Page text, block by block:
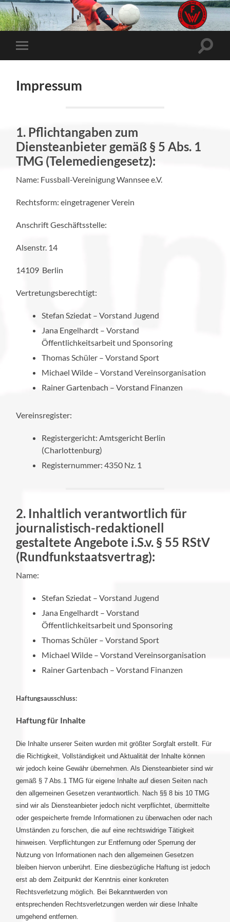
Mobile-
Menü
Impressum
1. Pflichtangaben zum
Diensteanbieter gemäß § 5 Abs. 1
TMG (Telemediengesetz):
Name: Fussball-Vereinigung Wannsee e.V.
Rechtsform: eingetragener Verein
Anschrift Geschäftsstelle:
Alsenstr. 14
14109 Berlin
Vertretungsberechtigt:
Stefan Sziedat – Vorstand Jugend
Jana Engelhardt – Vorstand
Öffentlichkeitsarbeit und Sponsoring
Thomas Schüler – Vorstand Sport
Michael Wilde – Vorstand Vereinsorganisation
Rainer Gartenbach – Vorstand Finanzen
Vereinsregister:
Registergericht: Amtsgericht Berlin
(Charlottenburg)
Registernummer: 4350 Nz. 1
2. Inhaltlich verantwortlich für
journalistisch-redaktionell
gestaltete Angebote i.S.v. § 55 RStV
(Rundfunkstaatsvertrag):
Name:
Stefan Sziedat – Vorstand Jugend
Jana Engelhardt – Vorstand
Öffentlichkeitsarbeit und Sponsoring
Thomas Schüler – Vorstand Sport
Michael Wilde – Vorstand Vereinsorganisation
Rainer Gartenbach – Vorstand Finanzen
Haftungsausschluss:
Haftung für Inhalte
Die Inhalte unserer Seiten wurden mit größter Sorgfalt erstellt. Für
die Richtigkeit, Vollständigkeit und Aktualität der Inhalte können
wir jedoch keine Gewähr übernehmen. Als Diensteanbieter sind wir
gemäß § 7 Abs.1 TMG für eigene Inhalte auf diesen Seiten nach
den allgemeinen Gesetzen verantwortlich. Nach §§ 8 bis 10 TMG
sind wir als Diensteanbieter jedoch nicht verpflichtet, übermittelte
oder gespeicherte fremde Informationen zu überwachen oder nach
Umständen zu forschen, die auf eine rechtswidrige Tätigkeit
hinweisen. Verpflichtungen zur Entfernung oder Sperrung der
Nutzung von Informationen nach den allgemeinen Gesetzen
bleiben hiervon unberührt. Eine diesbezügliche Haftung ist jedoch
erst ab dem Zeitpunkt der Kenntnis einer konkreten
Rechtsverletzung möglich. Bei Bekanntwerden von
entsprechenden Rechtsverletzungen werden wir diese Inhalte
umgehend entfernen.